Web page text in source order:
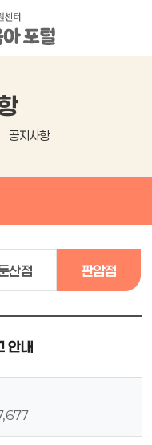
공지사항
산점 판암점
안내